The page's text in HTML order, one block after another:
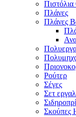
Πλάνες
Πλάνες
Ρούτερ
Σέγες
Σετ
Σκούπες